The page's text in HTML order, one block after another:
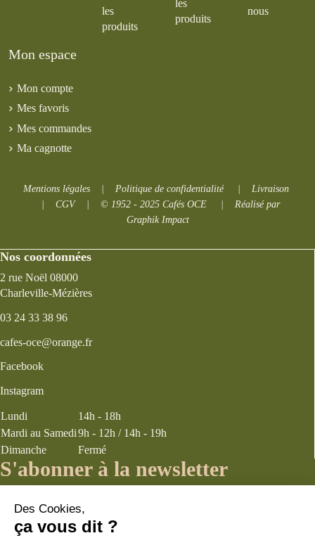
les
produits
les
produits
nous
Mon espace
Mon compte
Mes favoris
Mes commandes
Ma cagnotte
Mentions légales Politique de confidentialité| Livraison
CGV| © 1952 - 2025 Cafés OCE| Réalisé par
Graphik Impact
Nos coordonnées
2 rue Noël 08000
Charleville-Mézières
03 24 33 38 96
cafes-oce@orange.fr
Facebook
Instagram
Lundi
14h - 18h
Mardi au Samedi9h - 12h / 14h - 19h
Dimanche
Fermé
S'abonner à la newsletter